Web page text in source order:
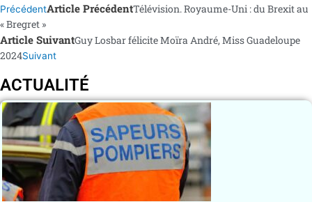
PrécédentArticle PrécédentTélévision. Royaume-Uni : du Brexit au
« Bregret »
Article SuivantGuy Losbar félicite Moïra André, Miss Guadeloupe
2024Suivant
ACTUALITÉ